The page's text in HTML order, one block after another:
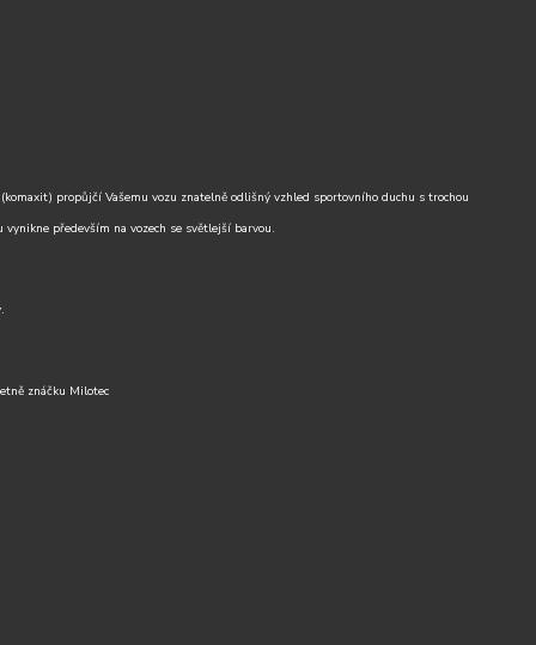
propůjčí Vašemu vozu znatelně odlišný vzhled sportovního duchu s trochou
především na vozech se světlejší barvou.
znáčku Milotec